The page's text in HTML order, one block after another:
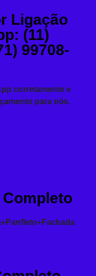
Ligação
(11)
99708-
corretamente e
para nós.